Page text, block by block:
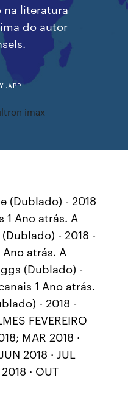
na literatura
do autor
imax
(Dublado) - 2018
1 Ano atrás. A
- 2018 -
atrás. A
(Dublado) -
1 Ano atrás.
- 2018 -
FEVEREIRO
MAR 2018 ·
2018 · JUL
· OUT